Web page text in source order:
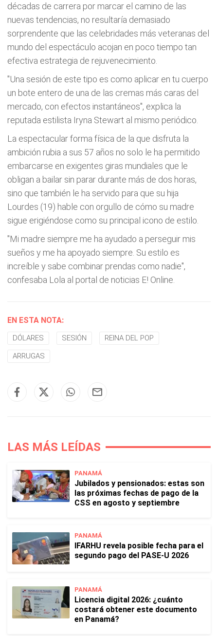
décadas de carrera por marcar el camino de las
nuevas tendencias, no resultaría demasiado
sorprendente que las celebridades más veteranas del
mundo del espectáculo acojan en poco tiempo tan
efectiva estrategia de rejuvenecimiento.
"Una sesión de este tipo es como aplicar en tu cuerpo
un bote entero de una de las cremas más caras del
mercado, con efectos instantáneos", explica la
reputada estilista Iryna Stewart al mismo periódico.
La espectacular forma física de la que disfruta la
ambición rubia a sus 57 años no solo le ha permitido
embarcarse en exigentes giras mundiales que le
obligan a bailar sin parar durante más de dos horas,
sino que también le ha servido para que su hija
Lourdes (19) hable con orgullo de cómo su madre
sigue erigiéndose como su principal icono de estilo.
"Mi madre siempre me ha ayudado a perseguir mis
sueños y me ha apoyado siempre. Su estilo es
increíble y sabe combinar prendas como nadie",
confesaba Lola al portal de noticias E! Online.
EN ESTA NOTA:
DÓLARES SESIÓN REINA DEL POP
ARRUGAS
LAS MÁS LEÍDAS
PANAMÁ
Jubilados y pensionados: estas son
las próximas fechas de pago de la
CSS en agosto y septiembre
PANAMÁ
IFARHU revela posible fecha para el
segundo pago del PASE-U 2026
PANAMÁ
Licencia digital 2026: ¿cuánto
costará obtener este documento
en Panamá?